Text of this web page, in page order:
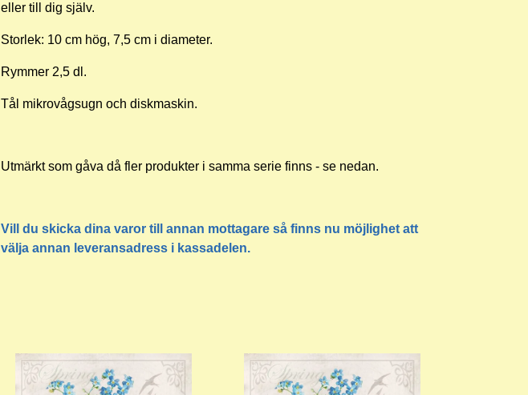
eller till dig själv.
Storlek: 10 cm hög, 7,5 cm i diameter.
Rymmer 2,5 dl.
Tål mikrovågsugn och diskmaskin.
Utmärkt som gåva då fler produkter i samma serie finns - se nedan.
Vill du skicka dina varor till annan mottagare så finns nu möjlighet att
välja annan leveransadress i kassadelen.